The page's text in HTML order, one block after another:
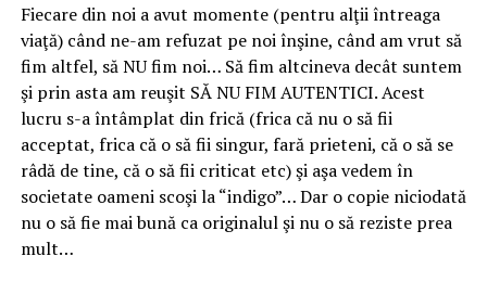
Fiecare din noi a avut momente (pentru alţii întreaga
viaţă) când ne-am refuzat pe noi înşine, când am vrut să
fim altfel, să NU fim noi… Să fim altcineva decât suntem
şi prin asta am reuşit SĂ NU FIM AUTENTICI. Acest
lucru s-a întâmplat din frică (frica că nu o să fii
acceptat, frica că o să fii singur, fară prieteni, că o să se
râdă de tine, că o să fii criticat etc) şi aşa vedem în
societate oameni scoşi la “indigo”… Dar o copie niciodată
nu o să fie mai bună ca originalul şi nu o să reziste prea
mult…